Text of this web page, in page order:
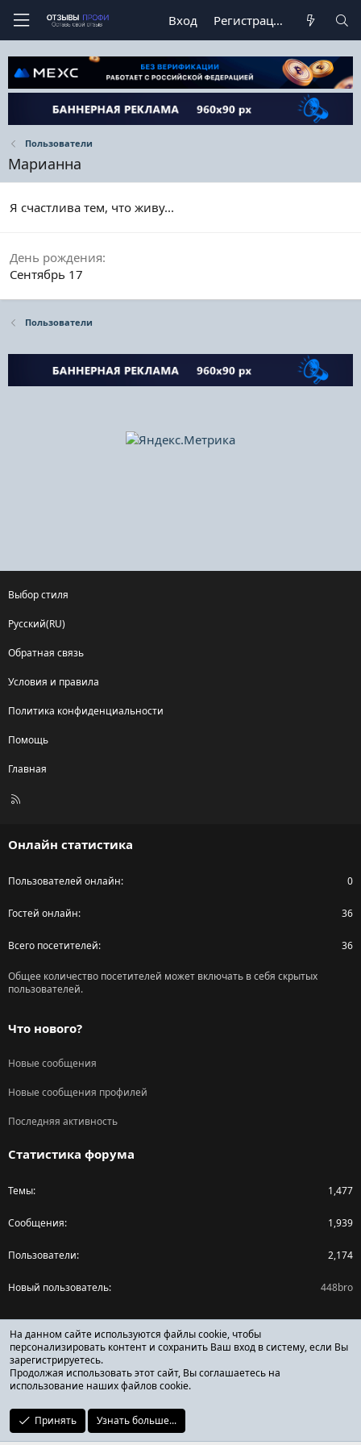
Вход Регистрация
Пользователи
Марианна
Я счастлива тем, что живу...
День рождения
Сентябрь 17
Пользователи
Выбор стиля
Русский(RU)
Обратная связь
Условия и правила
Политика конфиденциальности
Помощь
Главная
R
Онлайн статистика
Пользователей онлайн 0
Гостей онлайн 36
Всего посетителей 36
Общее количество посетителей может включать в себя скрытых
пользователей.
Что нового?
Новые сообщения
Новые сообщения профилей
Последняя активность
Статистика форума
Темы 1,477
Сообщения 1,939
Пользователи 2,174
Новый пользователь 448bro
Поделиться страницей
Facebook
X (Twitter)
Reddit
ОТЗЫВЫ ОНЛАЙН ФОРУМ
На данном сайте используются файлы cookie, чтобы
персонализировать контент и сохранить Ваш вход в систему, если Вы
зарегистрируетесь.
Продолжая использовать этот сайт, Вы соглашаетесь на
использование наших файлов cookie.
Принять Узнать больше...